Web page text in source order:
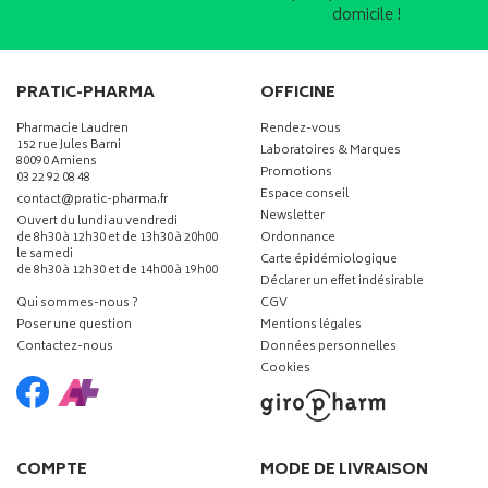
domicile !
PRATIC-PHARMA
Pharmacie Laudren
152 rue Jules Barni
80090 Amiens
03 22 92 08 48
contact-
@-
pratic-pharma.fr
Ouvert du lundi au vendredi
de 8h30 à 12h30 et de 13h30 à 20h00
le samedi
de 8h30 à 12h30 et de 14h00 à 19h00
Qui sommes-nous ?
Poser une question
Contactez-nous
OFFICINE
Rendez-vous
Laboratoires & Marques
Promotions
Espace conseil
Newsletter
Ordonnance
Carte épidémiologique
Déclarer un effet indésirable
CGV
Mentions légales
Données personnelles
Cookies
COMPTE MODE DE LIVRAISON